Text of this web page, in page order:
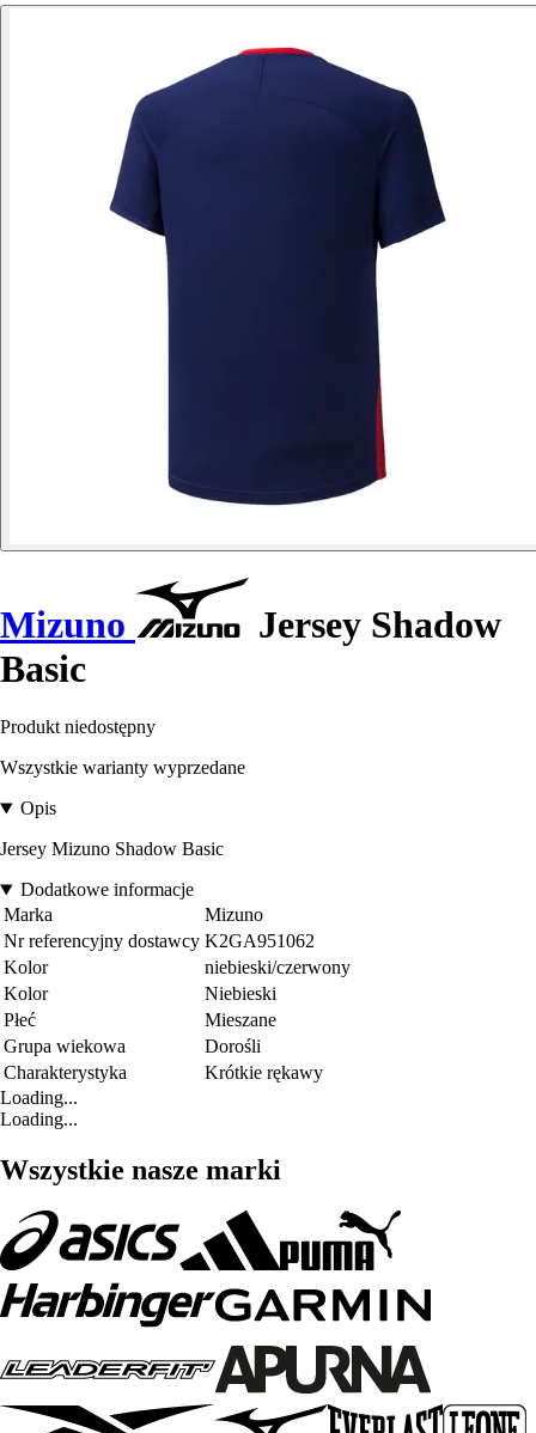
Mizuno
Jersey Shadow
Basic
Produkt niedostępny
Wszystkie warianty wyprzedane
Opis
Jersey Mizuno Shadow Basic
Dodatkowe informacje
Marka
Mizuno
Nr referencyjny dostawcy K2GA951062
Kolor
niebieski/czerwony
Kolor
Niebieski
Płeć
Mieszane
Grupa wiekowa
Dorośli
Charakterystyka
Krótkie rękawy
Loading...
Loading...
Wszystkie nasze marki